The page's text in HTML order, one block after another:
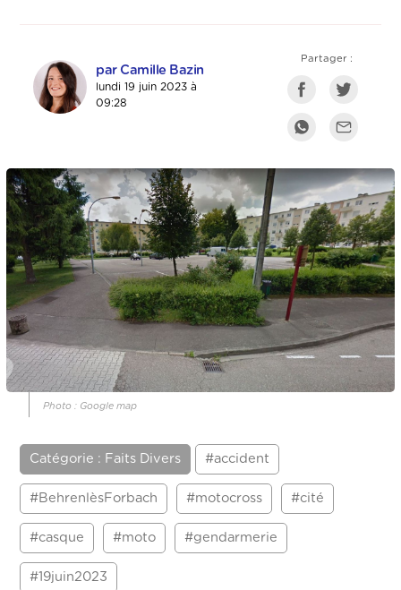
par Camille Bazin
lundi 19 juin 2023 à
09:28
Partager :
Photo : Google map
Catégorie : Faits Divers #accident
#BehrenlèsForbach #motocross #cité
#casque #moto #gendarmerie
#19juin2023